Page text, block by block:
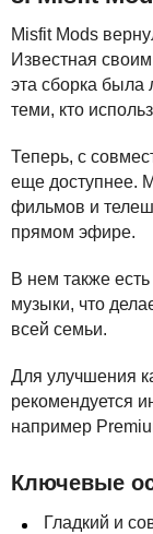
Misfit Mods
Известная
эта сборка была
теми, кто
Теперь, с
еще доступнее.
фильмов и
прямом эфире.
В нем также
музыки, что
всей семьи.
Для улучшения
рекомендуется
например
Ключевые
Гладкий и